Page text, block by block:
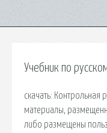
Учебник по
cкачать: Контрольная
материалы,
либо размещены